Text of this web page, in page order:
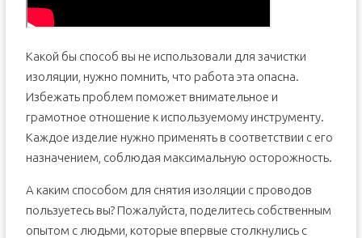
Какой бы способ вы не использовали для зачистки
изоляции, нужно помнить, что работа эта опасна.
Избежать проблем поможет внимательное и
грамотное отношение к используемому инструменту.
Каждое изделие нужно применять в соответствии с его
назначением, соблюдая максимальную осторожность.
А каким способом для снятия изоляции с проводов
пользуетесь вы? Пожалуйста, поделитесь собственным
опытом с людьми, которые впервые столкнулись с